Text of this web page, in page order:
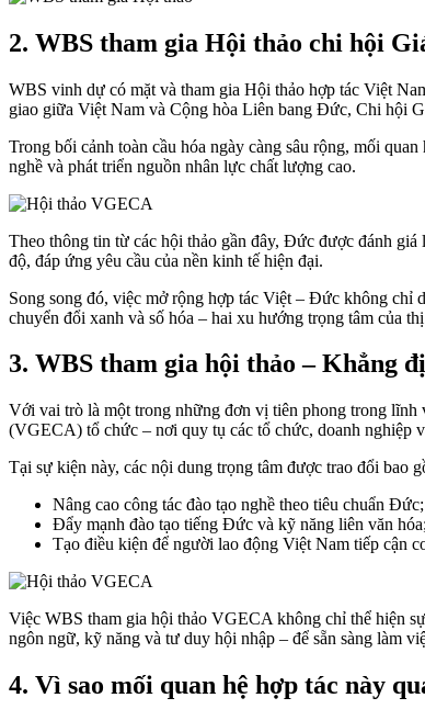
2. WBS tham gia Hội thảo chi hội
WBS vinh dự có mặt và tham gia Hội thảo hợp tác Việt
giao giữa Việt Nam và Cộng hòa Liên bang Đức, Chi hội
Trong bối cảnh toàn cầu hóa ngày càng sâu rộng, mối
nghề và phát triển nguồn nhân lực chất lượng cao.
Theo thông tin từ các hội thảo gần đây, Đức được đánh
độ, đáp ứng yêu cầu của nền kinh tế hiện đại.
Song song đó, việc mở rộng hợp tác Việt – Đức không chỉ
chuyển đổi xanh và số hóa – hai xu hướng trọng tâm của
3. WBS tham gia hội thảo – Khẳng
Với vai trò là một trong những đơn vị tiên phong trong
(VGECA) tổ chức – nơi quy tụ các tổ chức, doanh nghiệp
Tại sự kiện này, các nội dung trọng tâm được trao đổi bao
Nâng cao công tác đào tạo nghề theo tiêu chuẩn Đức;
Đẩy mạnh đào tạo tiếng Đức và kỹ năng liên văn hóa;
Tạo điều kiện để người lao động Việt Nam tiếp cận
Việc WBS tham gia hội thảo VGECA không chỉ thể hiện
ngôn ngữ, kỹ năng và tư duy hội nhập – để sẵn sàng làm
4. Vì sao mối quan hệ hợp tác này